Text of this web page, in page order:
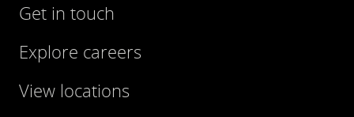
Get in touch
Explore careers
View locations